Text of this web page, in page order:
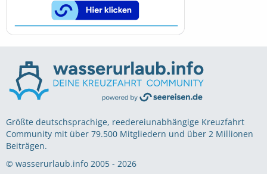
Größte deutschsprachige, reedereiunabhängige Kreuzfahrt
Community mit über 79.500 Mitgliedern und über 2 Millionen
Beiträgen.
© wasserurlaub.info 2005 - 2026